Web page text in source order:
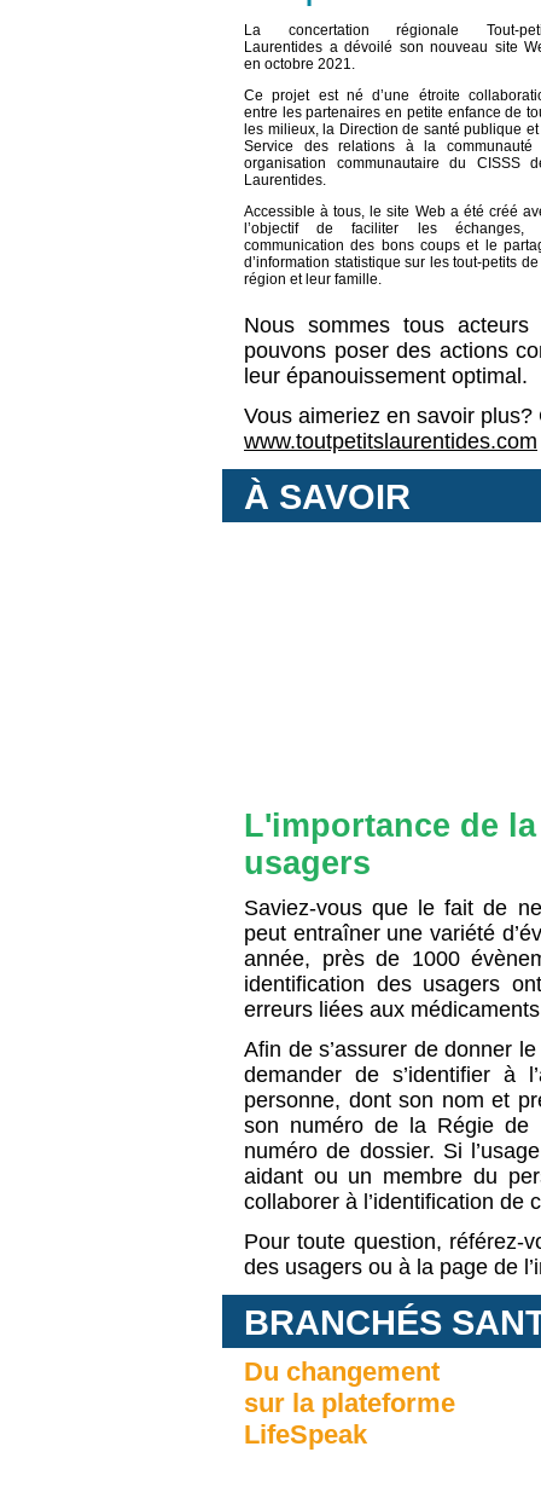
La concertation régionale Tout-
Laurentides a dévoilé son nouveau site
en octobre 2021.
Ce projet est né d’une étroite
entre les partenaires en petite enfance de
les milieux, la Direction de santé publique
Service des relations à la communauté
organisation communautaire du CISSS
Laurentides.
Accessible à tous, le site Web a été créé
l’objectif de faciliter les échanges,
communication des bons coups et le
d’information statistique sur les tout-petits
région et leur famille.
Nous sommes tous
pouvons poser des actions
leur épanouissement optimal.
Vous aimeriez en savoir
www.toutpetitslaurentides.com
À SAVOIR
L'importance de
usagers
Saviez-vous que le fait de
peut entraîner une variété
année, près de 1000
identification des usagers
erreurs liées aux
Afin de s’assurer de donner
demander de s’identifier à
personne, dont son nom et
son numéro de la Régie de
numéro de dossier. Si
aidant ou un membre du
collaborer à l’identification de
Pour toute question, référez-
des usagers ou à la page de
BRANCHÉS
Du changement
sur la plateforme
LifeSpeak